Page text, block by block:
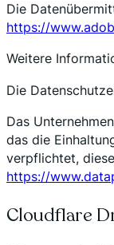
Die
https://
Weitere
Die
Das
das die
verpflichtet,
https://
Cloudflare